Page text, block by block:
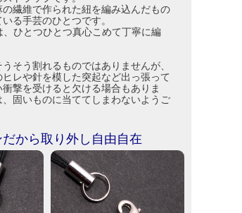
繊維で作られた紐を編み込んだもの
る手芸のひとつです。
ひとつひとつ真心こめて丁寧に編
そう割れるものではありませんが、
レや針を模した突起など出っ張って
撃を受けると欠ける場合もありま
固いものに当ててしまわないようご
だから取り外し自由自在